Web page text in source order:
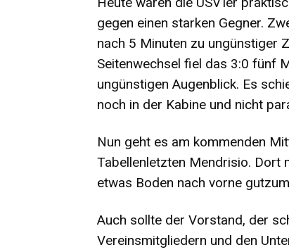
gegen einen starken Gegner.
nach 5 Minuten zu ungünstiger
Seitenwechsel fiel das 3:0 fünf
ungünstigen Augenblick. Es
noch in der Kabine und nicht
Nun geht es am kommenden
Tabellenletzten Mendrisio. Dort
etwas Boden nach vorne
Auch sollte der Vorstand, der
Vereinsmitgliedern und den